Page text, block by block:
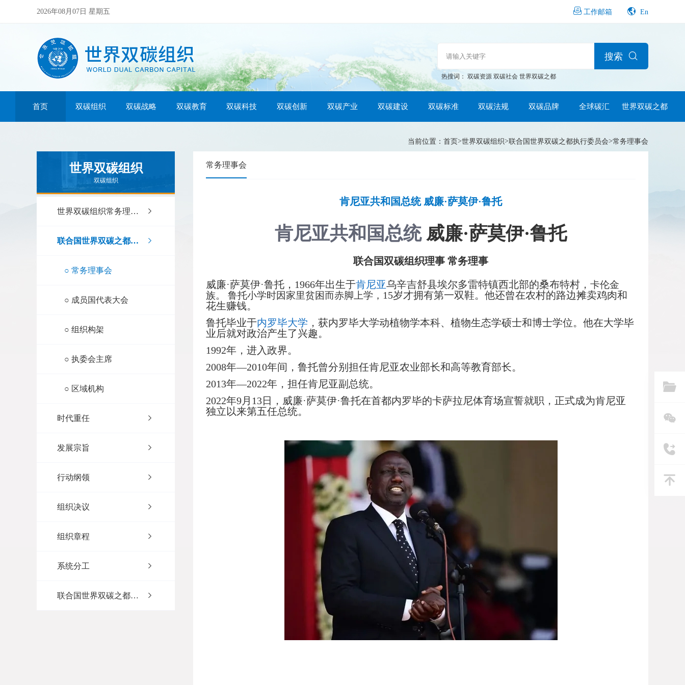
2026年08月07日 星期五 工作邮箱 En
搜索
热搜词： 双碳资源 双碳社会 世界双碳之都
首页 双碳组织 双碳战略 双碳教育 双碳科技 双碳创新 双碳产业 双碳建设 双碳标准 双碳法规 双碳品牌 全球碳汇 世界双碳之都
当前位置： 首页>世界双碳组织>联合国世界双碳之都执行委员会>常务理事会
世界双碳组织
双碳组织
世界双碳组织常务理事会
联合国世界双碳之都执行委员会
○ 常务理事会
○ 成员国代表大会
○ 组织构架
○ 执委会主席
○ 区域机构
时代重任
发展宗旨
行动纲领
组织决议
组织章程
系统分工
联合国世界双碳之都执行委员会
常务理事会
肯尼亚共和国总统 威廉·萨莫伊·鲁托
肯尼亚共和国总统 威廉·萨莫伊·鲁托
联合国双碳组织理事 常务理事
威廉·萨莫伊·鲁托，1966年出生于肯尼亚乌辛吉舒县埃尔多雷特镇西北部的桑布特村， 卡伦金
族。
鲁托小学时因家里贫困而赤脚上学， 15岁才拥有第一双鞋。他还曾在农村的路边摊卖鸡肉和
花生赚钱。
鲁托毕业于内罗毕大学 ，获内罗毕大学动植物学本科、植物生态学硕士和博士学位。他在大学毕
业后就对政治产生了兴趣。
1992年，进入政界。
2008年—2010年间，鲁托曾分别担任肯尼亚农业部长和高等教育部长。
2013年—2022年，担任肯尼亚副总统。
2022年9月13日，威廉·萨莫伊·鲁托在首都内罗毕的卡萨拉尼体育场宣誓就职，正式成为肯尼亚
独立以来第五任总统。